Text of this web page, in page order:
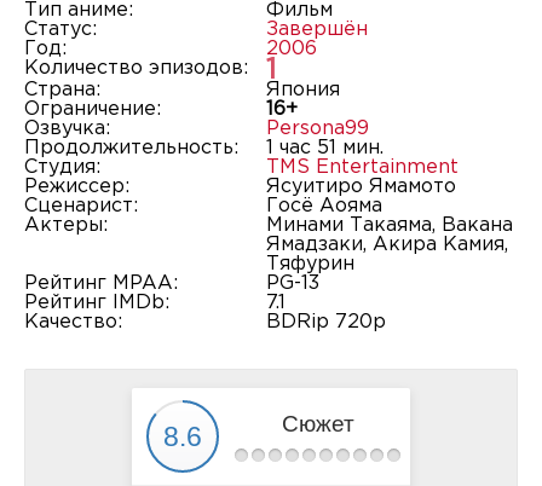
Тип аниме:
Фильм
Статус:
Завершён
Год:
2006
Количество эпизодов:
1
Страна:
Япония
Ограничение:
16+
Озвучка:
Persona99
Продолжительность:
1 час 51 мин.
Студия:
TMS Entertainment
Режиссер:
Ясуитиро Ямамото
Сценарист:
Госё Аояма
Актеры:
Минами Такаяма, Вакана
Ямадзаки, Акира Камия,
Тяфурин
Рейтинг MPAA:
PG-13
Рейтинг IMDb:
7.1
Качество:
BDRip 720p
Сюжет